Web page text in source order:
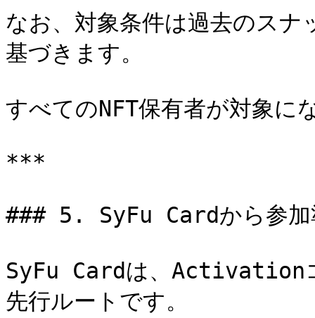
なお、対象条件は過去のス
基づきます。
すべてのNFT保有者が対象に
***
### 5. SyFu Cardから参加
SyFu Cardは、Activation
先行ルートです。